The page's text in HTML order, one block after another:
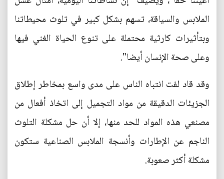
الملابس والسياقة، تسهم بشكل كبير في تلوث محيطاتنا
وبتأثيرات كارثية محتملة على تنوع الحياة الغني فيها
وعلى صحة الإنسان أيضا".
وقد قاد لفت انتباه الناس على مدى واسع بمخاطر إطلاق
الجزيئات الدقيقة من مواد التجميل إلى اتخاذ أفعال من
مصنعي هذه المواد للحد منها، إلا أن حل مشكلة التلوث
الناجم عن الإطارات وأنسجة الملابس الصناعية ستكون
مشكلة أكثر صعوبة.